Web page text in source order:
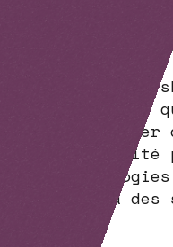
d’Enterome,
Dept
l’atout
eux ce vivier
Leur proximité
des
accès à des